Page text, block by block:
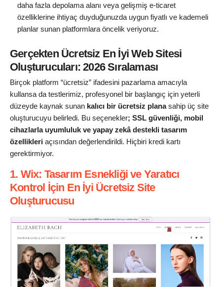
daha fazla depolama alanı veya gelişmiş e-ticaret
özelliklerine ihtiyaç duyduğunuzda uygun fiyatlı ve kademeli
planlar sunan platformlara öncelik veriyoruz.
Gerçekten Ücretsiz En İyi Web Sitesi
Oluşturucuları: 2026 Sıralaması
Birçok platform “ücretsiz” ifadesini pazarlama amacıyla
kullansa da testlerimiz, profesyonel bir başlangıç için yeterli
düzeyde kaynak sunan kalıcı bir ücretsiz planasahip üç site
oluşturucuyu belirledi. Bu seçenekler; SSL güvenliği, mobil
cihazlarla uyumluluk ve yapay zekâ destekli tasarım
özellikleri açısından değerlendirildi. Hiçbiri kredi kartı
gerektirmiyor.
1. Wix: Tasarım Esnekliği ve Yaratıcı
Kontrol İçin En İyi Ücretsiz Site
Oluşturucusu